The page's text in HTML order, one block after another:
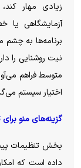
زیادی مهار
آزمایشگاهی یا
نیت روشنایی را
متوسط فراهم
اختیار سیستم
گزینه‌های منو
بخش تنظیمات
داده است که